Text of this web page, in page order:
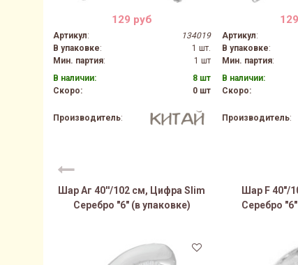
129 руб
Артикул:
134019
В упаковке:
1 шт.
Мин. партия:
1 шт
В наличии:
8 шт
Скоро:
0 шт
Производитель:
Артикул:
В упаковке:
Мин. партия:
В наличии:
Скоро:
Производитель:
Шар Аг 40''/102 см, Цифра Slim
Серебро "6" (в упаковке)
Шар F 40"/
Серебро